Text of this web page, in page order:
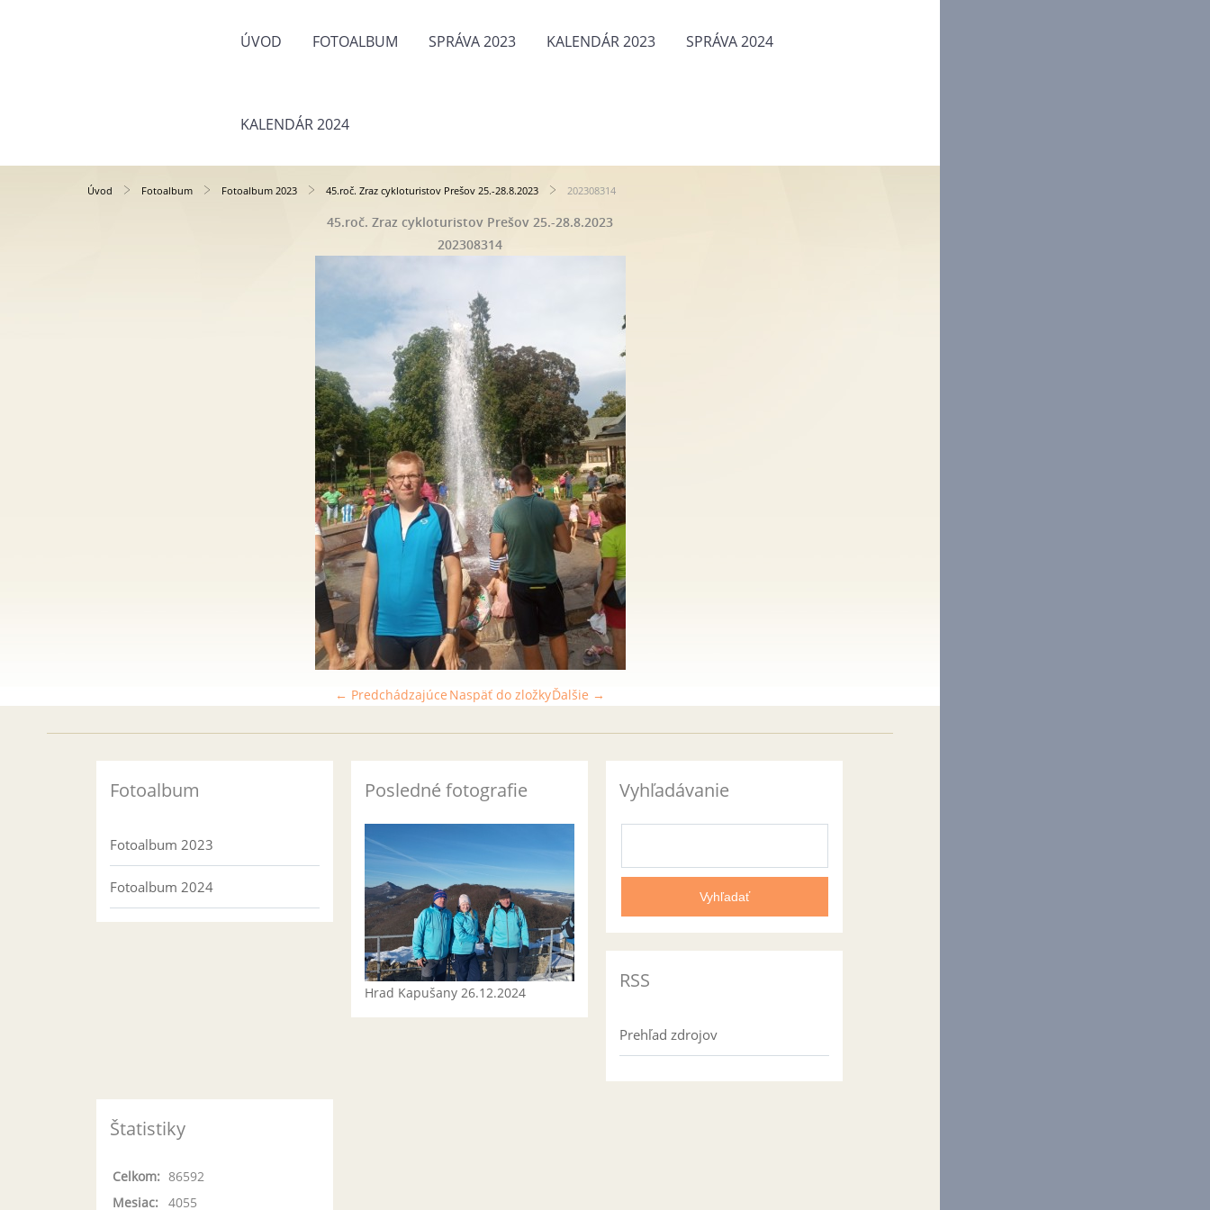
ÚVOD FOTOALBUM SPRÁVA 2023 KALENDÁR 2023 SPRÁVA 2024
KALENDÁR 2024
Úvod Fotoalbum Fotoalbum 2023 45.roč. Zraz cykloturistov Prešov 25.-28.8.2023 202308314
45.roč. Zraz cykloturistov Prešov 25.-28.8.2023
202308314
← Predchádzajúce Ďalšie →
Naspäť do zložky
Fotoalbum
Fotoalbum 2023
Fotoalbum 2024
Posledné fotografie
Hrad Kapušany 26.12.2024
Vyhľadávanie
RSS
Prehľad zdrojov
Štatistiky
Celkom: 86592
Mesiac: 4055